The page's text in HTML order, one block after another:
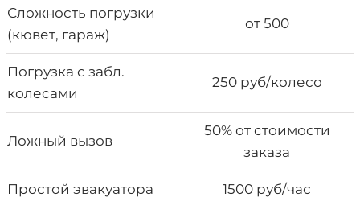
Сложность погрузки
(кювет, гараж)
от 500
Погрузка с забл.
колесами
250 руб/колесо
Ложный вызов
50% от стоимости
заказа
Простой эвакуатора 1500 руб/час